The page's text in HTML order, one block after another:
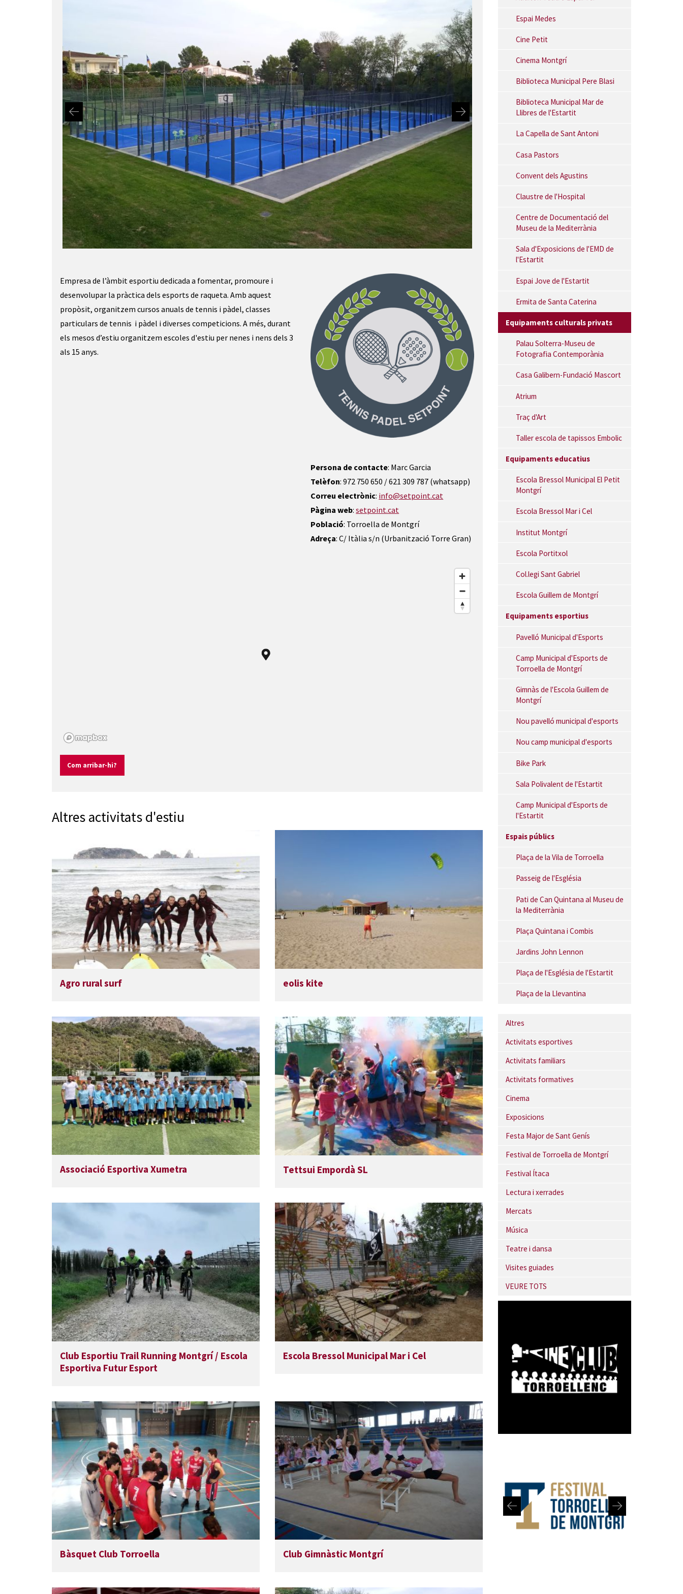
Empresa de l’àmbit esportiu dedicada a fomentar, promoure i
desenvolupar la pràctica dels esports de raqueta. Amb aquest
propòsit, organitzem cursos anuals de tennis i pàdel, classes
particulars de tennis i pàdel i diverses competicions. A més, durant
els mesos d’estiu organitzem escoles d'estiu per nenes i nens dels 3
als 15 anys.
Persona de contacte: Marc Garcia
Telèfon: 972 750 650 / 621 309 787 (whatsapp)
Correu electrònic: info@setpoint.cat
Pàgina web:setpoint.cat
Població: Torroella de Montgrí
Adreça: C/ Itàlia s/n (Urbanització Torre Gran)
Com arribar-hi?
Altres activitats d'estiu
Agro rural surf eolis kite
Associació Esportiva Xumetra Tettsui Empordà SL
Club Esportiu Trail Running Montgrí / Escola
Esportiva Futur Esport
Escola Bressol Municipal Mar i Cel
Bàsquet Club Torroella Club Gimnàstic Montgrí
Espai Medes
Cine Petit
Cinema Montgrí
Biblioteca Municipal Pere Blasi
Biblioteca Municipal Mar de
Llibres de l'Estartit
La Capella de Sant Antoni
Casa Pastors
Convent dels Agustins
Claustre de l'Hospital
Centre de Documentació del
Museu de la Mediterrània
Sala d'Exposicions de l'EMD de
l'Estartit
Espai Jove de l'Estartit
Ermita de Santa Caterina
Equipaments culturals privats
Palau Solterra-Museu de
Fotografia Contemporània
Casa Galibern-Fundació Mascort
Atrium
Traç d'Art
Taller escola de tapissos Embolic
Equipaments educatius
Escola Bressol Municipal El Petit
Montgrí
Escola Bressol Mar i Cel
Institut Montgrí
Escola Portitxol
Col.legi Sant Gabriel
Escola Guillem de Montgrí
Equipaments esportius
Pavelló Municipal d'Esports
Camp Municipal d'Esports de
Torroella de Montgrí
Gimnàs de l'Escola Guillem de
Montgrí
Nou pavelló municipal d'esports
Nou camp municipal d'esports
Bike Park
Sala Polivalent de l'Estartit
Camp Municipal d'Esports de
l'Estartit
Espais públics
Plaça de la Vila de Torroella
Passeig de l'Església
Pati de Can Quintana al Museu de
la Mediterrània
Plaça Quintana i Combis
Jardins John Lennon
Plaça de l'Església de l'Estartit
Plaça de la Llevantina
Altres
Activitats esportives
Activitats familiars
Activitats formatives
Cinema
Exposicions
Festa Major de Sant Genís
Festival de Torroella de Montgrí
Festival Ítaca
Lectura i xerrades
Mercats
Música
Teatre i dansa
Visites guiades
VEURE TOTS